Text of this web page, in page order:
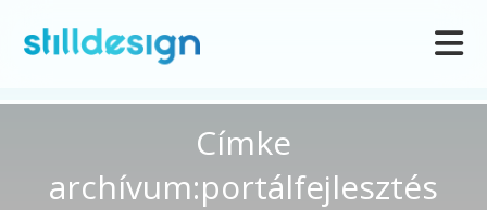
Címke
archívum:portálfejlesztés